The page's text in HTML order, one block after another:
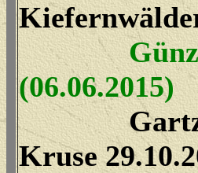
(06.06.2015)
Kruse